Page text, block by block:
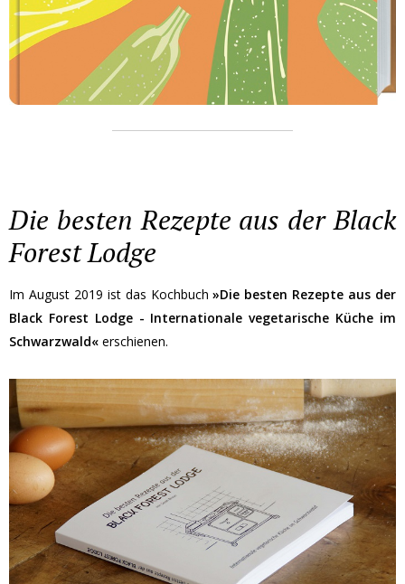
Die besten Rezepte aus der Black
Forest Lodge
Im August 2019 ist das Kochbuch»Die besten Rezepte aus der
Black Forest Lodge - Internationale vegetarische Küche im
Schwarzwald« erschienen.